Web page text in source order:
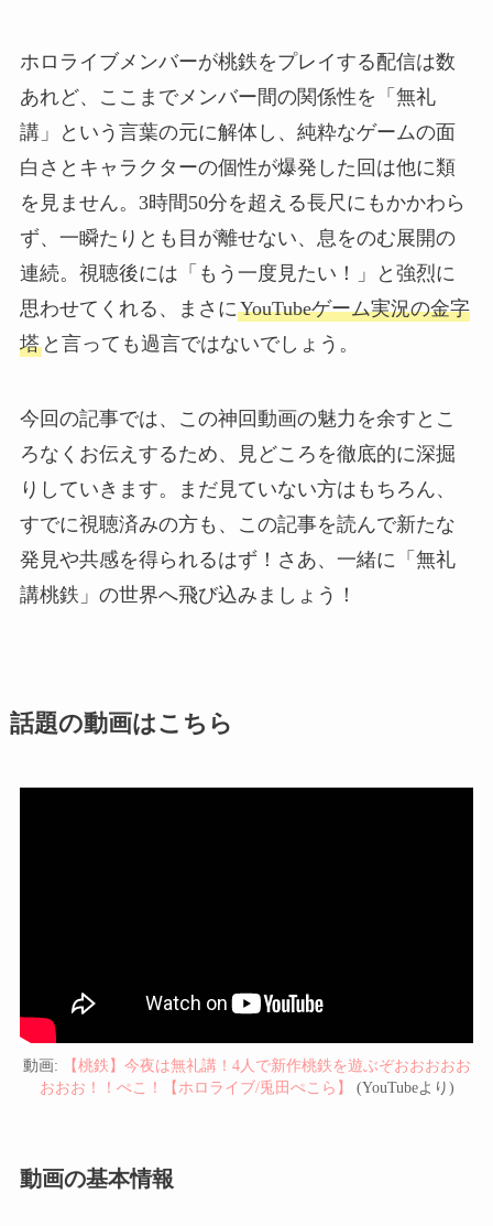
ホロライブメンバーが桃鉄をプレイする配信は数
あれど、ここまでメンバー間の関係性を「無礼
講」という言葉の元に解体し、純粋なゲームの面
白さとキャラクターの個性が爆発した回は他に類
を見ません。3時間50分を超える長尺にもかかわら
ず、一瞬たりとも目が離せない、息をのむ展開の
連続。視聴後には「もう一度見たい！」と強烈に
思わせてくれる、まさにYouTubeゲーム実況の金字
塔と言っても過言ではないでしょう。
今回の記事では、この神回動画の魅力を余すとこ
ろなくお伝えするため、見どころを徹底的に深掘
りしていきます。まだ見ていない方はもちろん、
すでに視聴済みの方も、この記事を読んで新たな
発見や共感を得られるはず！さあ、一緒に「無礼
講桃鉄」の世界へ飛び込みましょう！
話題の動画はこちら
動画:
【桃鉄】今夜は無礼講！4人で新作桃鉄を遊ぶぞおおおおお
おおお！！ぺこ！【ホロライブ/兎田ぺこら】
(YouTubeより)
動画の基本情報